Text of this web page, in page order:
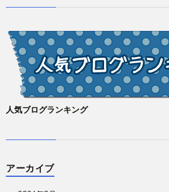
人気ブログランキング
アーカイブ